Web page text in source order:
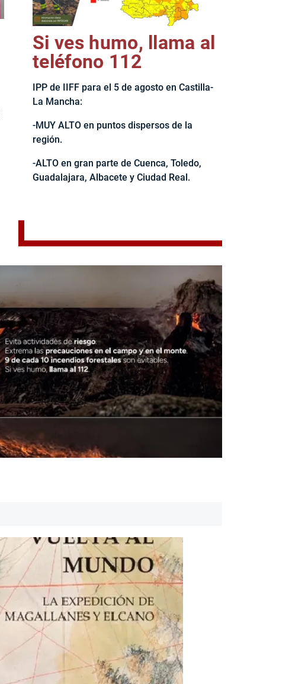
Si ves humo, llama al
teléfono 112
IPP de IIFF para el 5 de agosto en Castilla-
La Mancha:
-MUY ALTO en puntos dispersos de la
región.
-ALTO en gran parte de Cuenca, Toledo,
Guadalajara, Albacete y Ciudad Real.